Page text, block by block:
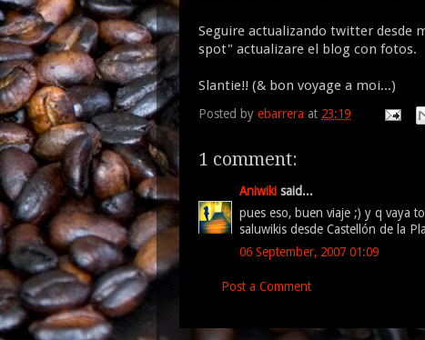
Seguire actualizando twitter desde
spot" actualizare el blog con fotos.
Slantie!! (& bon voyage a moi...)
Posted by ebarrera at 23:19
1 comment:
Aniwiki said...
pues eso, buen viaje ;) y q vaya
saluwikis desde Castellón de la
06 September, 2007 01:09
Post a Comment